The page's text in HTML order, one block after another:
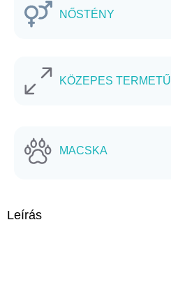
NŐSTÉNY
KÖZEPES TERMETŰ
MACSKA
Leírás